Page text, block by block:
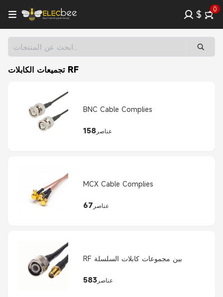
$ 0
تجميعات الكابلات RF
BNC Cable Complies
158 عناصر
MCX Cable Complies
67 عناصر
RF بين مجموعات كابلات السلسلة
583 عناصر